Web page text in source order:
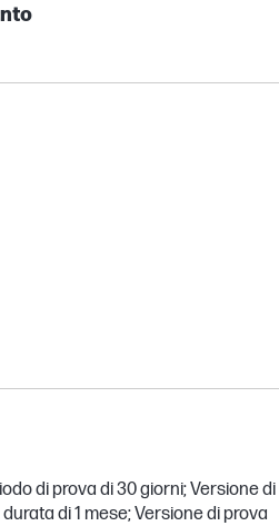
di prova di 30 giorni; Versione di
di 1 mese; Versione di prova